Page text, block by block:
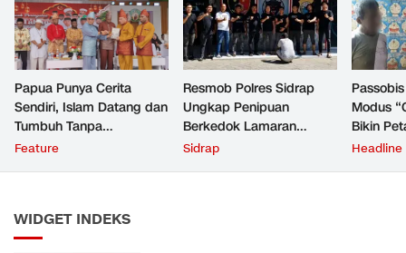
Papua Punya Cerita
Sendiri, Islam Datang dan
Tumbuh Tanpa
Kegaduhan
Feature
Resmob Polres Sidrap
Ungkap Penipuan
Berkedok Lamaran
Pernikahan
Sidrap
Modus
Bikin
Malu
Headline
WIDGET INDEKS